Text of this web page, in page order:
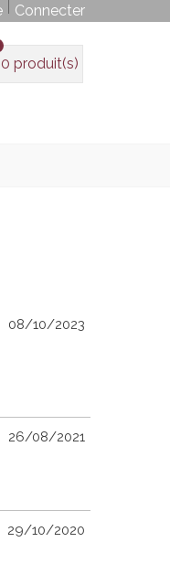
Connecter
0 produit(s)
08/10/2023
26/08/2021
29/10/2020